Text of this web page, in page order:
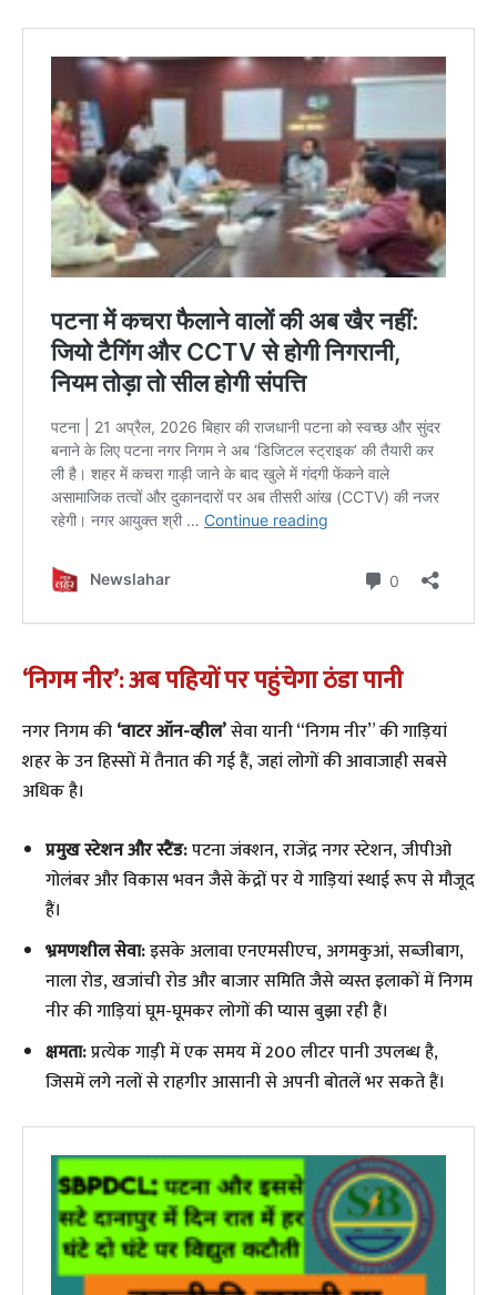
‘निगम नीर’: अब पहियों पर पहुंचेगा ठंडा पानी
​नगर निगम की‘वाटर ऑन-व्हील’सेवा यानी “निगम नीर” की गाड़ियां
शहर के उन हिस्सों में तैनात की गई हैं, जहां लोगों की आवाजाही सबसे
अधिक है।
प्रमुख स्टेशन और स्टैंड:पटना जंक्शन, राजेंद्र नगर स्टेशन, जीपीओ
गोलंबर और विकास भवन जैसे केंद्रों पर ये गाड़ियां स्थाई रूप से मौजूद
हैं।
भ्रमणशील सेवा:इसके अलावा एनएमसीएच, अगमकुआं, सब्जीबाग,
नाला रोड, खजांची रोड और बाजार समिति जैसे व्यस्त इलाकों में निगम
नीर की गाड़ियां घूम-घूमकर लोगों की प्यास बुझा रही हैं।
क्षमता:प्रत्येक गाड़ी में एक समय में 200 लीटर पानी उपलब्ध है,
जिसमें लगे नलों से राहगीर आसानी से अपनी बोतलें भर सकते हैं।